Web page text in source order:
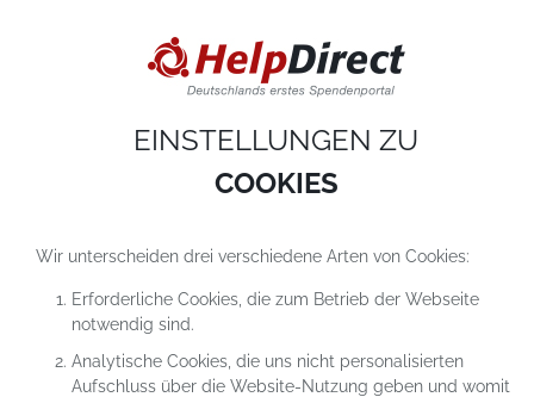
Cookies sind kleine Textdateien, die auf einem Computer heruntergeladen
sobald du unsere Website nutzt. Cookies setzen wir hauptsächlich dazu ein,
du unser Angebot richtig nutzen kannst. Mehr erfährst du in
EINSTELLUNGEN ZU
COOKIES
Wir unterscheiden drei verschiedene Arten von Cookies:
Erforderliche Cookies, die zum Betrieb der Webseite
notwendig sind.
Analytische Cookies, die uns nicht personalisierten
Aufschluss über die Website-Nutzung geben und womit